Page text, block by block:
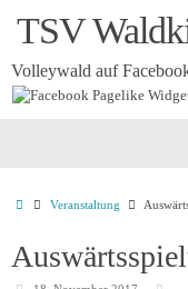
InhaltTSV
Volleywald auf
Startseite
Veranstaltung